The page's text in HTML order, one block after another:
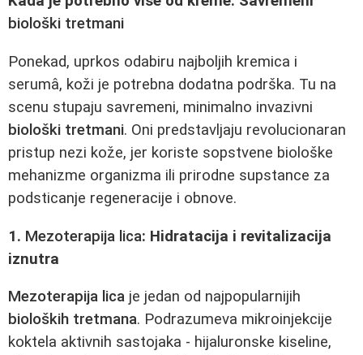
biološki tretmani
Ponekad, uprkos odabiru najboljih kremica i
serumâ, koži je potrebna dodatna podrška. Tu na
scenu stupaju savremeni, minimalno invazivni
biološki tretmani. Oni predstavljaju revolucionaran
pristup nezi kože, jer koriste sopstvene biološke
mehanizme organizma ili prirodne supstance za
podsticanje regeneracije i obnove.
1. Mezoterapija lica: Hidratacija i revitalizacija
iznutra
Mezoterapija lica je jedan od najpopularnijih
bioloških tretmana. Podrazumeva mikroinjekcije
koktela aktivnih sastojaka - hijaluronske kiseline,